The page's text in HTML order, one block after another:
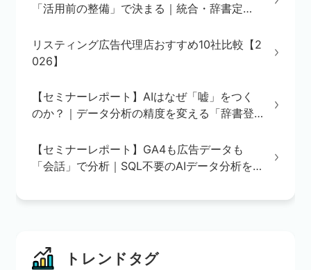
「活用前の整備」で決まる｜統合・辞書定
リスティング広告代理店おすすめ10社比較【2
026】
【セミナーレポート】AIはなぜ「嘘」をつく
のか？｜データ分析の精度を変える「辞書登
【セミナーレポート】GA4も広告データも
「会話」で分析｜SQL不要のAIデータ分析を
トレンドタグ